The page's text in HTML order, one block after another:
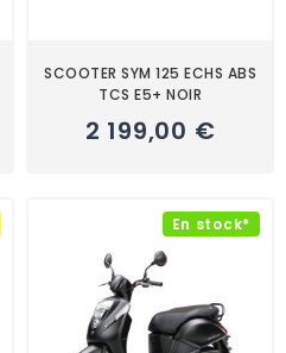
SCOOTER SYM 125 ECHS ABS
TCS E5+ NOIR
2 199,00 €
En stock*